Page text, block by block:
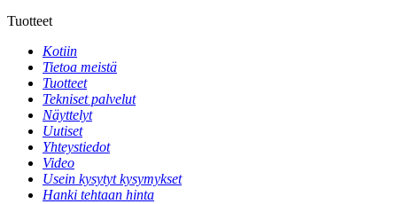
Tuotteet
Kotiin
Tietoa meistä
Tuotteet
Tekniset palvelut
Näyttelyt
Uutiset
Yhteystiedot
Video
Usein kysytyt kysymykset
Hanki tehtaan hinta